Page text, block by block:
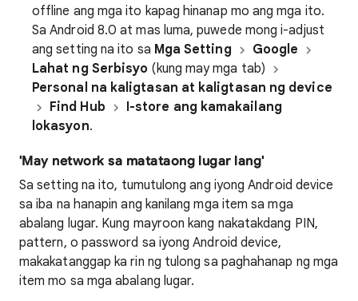
offline ang mga ito kapag hinanap mo ang mga ito.
Sa Android 8.0 at mas luma, puwede mong i-adjust
ang setting na ito sa Mga Setting
Google
Lahat ng Serbisyo (kung may mga tab)
Personal na kaligtasan at kaligtasan ng device
Find Hub
I-store ang kamakailang
lokasyon.
'May network sa matataong lugar lang'
Sa setting na ito, tumutulong ang iyong Android device
sa iba na hanapin ang kanilang mga item sa mga
abalang lugar. Kung mayroon kang nakatakdang PIN,
pattern, o password sa iyong Android device,
makakatanggap ka rin ng tulong sa paghahanap ng mga
item mo sa mga abalang lugar.